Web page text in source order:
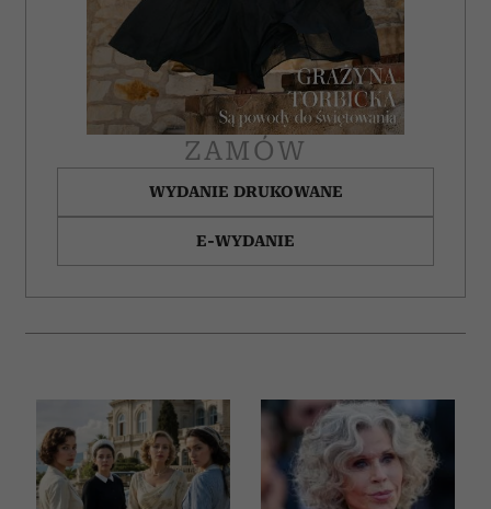
ZAMÓW
WYDANIE DRUKOWANE
E-WYDANIE